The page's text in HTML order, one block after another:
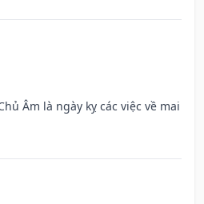
Âm là ngày kỵ các việc về mai